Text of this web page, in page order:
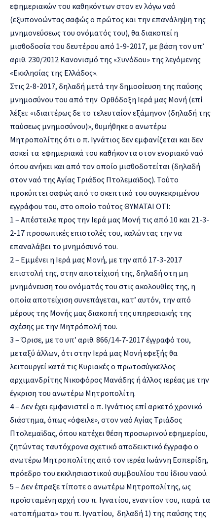
εφημεριακών του καθηκόντων στον εν λόγω ναό
(εξυπονοώντας σαφώς ο πρώτος και την επανάληψη της
μνημονεύσεως του ονόματός του), θα διακοπεί η
μισθοδοσία του δευτέρου από 1-9-2017, με βάση τον υπ’
αριθ. 230/2012 Κανονισμό της «Συνόδου» της λεγόμενης
«Εκκλησίας της Ελλάδος».
Στις 2-8-2017, δηλαδή μετά την δημοσίευση της παύσης
μνημοσύνου του από την Ορθόδοξη Ιερά μας Μονή (επί
λέξει: «ιδιαιτέρως δε το τελευταίον εξάμηνον (δηλαδή της
παύσεως μνημοσύνου)», θυμήθηκε ο ανωτέρω
Μητροπολίτης ότι ο π. Ιγνάτιος δεν εμφανίζεται και δεν
ασκεί τα εφημεριακά του καθήκοντα στον ενοριακό ναό
όπου ανήκει και από τον οποίο μισθοδοτείται (δηλαδή
στον ναό της Αγίας Τριάδος Πτολεμαϊδος). Τούτο
προκύπτει σαφώς από το σκεπτικό του συγκεκριμένου
εγγράφου του, στο οποίο τούτος ΘΥΜΑΤΑΙ ΟΤΙ:
1 – Απέστειλε προς την Ιερά μας Μονή τις από 10 και 21-3-
2-17 προσωπικές επιστολές του, καλώντας την να
επαναλάβει το μνημόσυνό του.
2 – Εμμένει η Ιερά μας Μονή, με την από 17-3-2017
επιστολή της, στην αποτείχισή της, δηλαδή στη μη
μνημόνευση του ονόματός του στις ακολουθίες της, η
οποία αποτείχιση συνεπάγεται, κατ’ αυτόν, την από
μέρους της Μονής μας διακοπή της υπηρεσιακής της
σχέσης με την Μητρόπολή του.
3 – Όρισε, με το υπ’ αριθ. 866/14-7-2017 έγγραφό του,
μεταξύ άλλων, ότι στην Ιερά μας Μονή εφεξής θα
λειτουργεί κατά τις Κυριακές ο πρωτοσύγκελλος
αρχιμανδρίτης Νικοφόρος Μανάδης ή άλλος ιερέας με την
έγκριση του ανωτέρω Μητροπολίτη.
4 – Δεν έχει εμφανιστεί ο π. Ιγνάτιος επί αρκετό χρονικό
διάστημα, όπως «όφειλε», στον ναό Αγίας Τριάδος
Πτολεμαϊδας, όπου κατέχει θέση προσωρινού εφημερίου,
ζητώντας ταυτόχρονα σχετικό αποδεικτικό έγγραφο ο
ανωτέρω Μητροπολίτης από τον ιερέα Ιωάννη Εσπερίδη,
πρόεδρο του εκκλησιαστικού συμβουλίου του ίδιου ναού.
5 – Δεν έπραξε τίποτε ο ανωτέρω Μητροπολίτης, ως
προϊσταμένη αρχή του π. Ιγνατίου, εναντίον του, παρά τα
«ατοπήματα» του π. Ιγνατίου, δηλαδή 1) της παύσης της